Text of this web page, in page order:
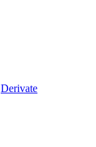
Derivate